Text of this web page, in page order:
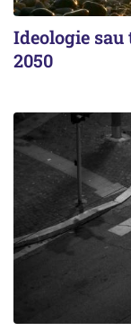
Ideologie
2050